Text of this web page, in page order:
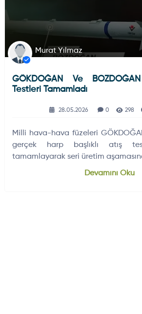
Murat Yılmaz
GÖKDOĞAN Ve
Testleri Tamamladı
28.05.2026 0 298
Milli hava-hava füzeleri
gerçek harp başlıklı atış
tamamlayarak seri üretim
Devamını Oku